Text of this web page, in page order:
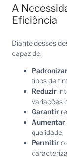
A
Eficiência
Diante desses
capaz de:
Padronizar
tipos de
Reduzir
variações
Garantir
Aumentar
qualidade;
Permitiro